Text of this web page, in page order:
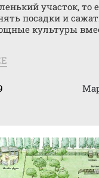
участок, то
посадки и
культуры